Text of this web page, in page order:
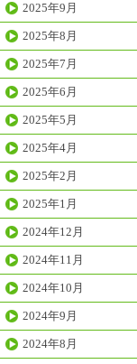
2025年9月
2025年8月
2025年7月
2025年6月
2025年5月
2025年4月
2025年2月
2025年1月
2024年12月
2024年11月
2024年10月
2024年9月
2024年8月